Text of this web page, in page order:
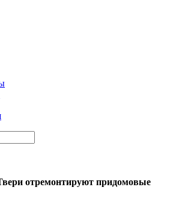
отремонтируют придомовые